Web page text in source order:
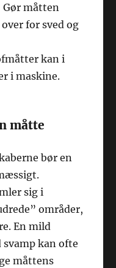
Gør måtten
for sved og
kan i
i maskine.
måtte
bør en
sig i
områder,
En mild
kan ofte
måttens